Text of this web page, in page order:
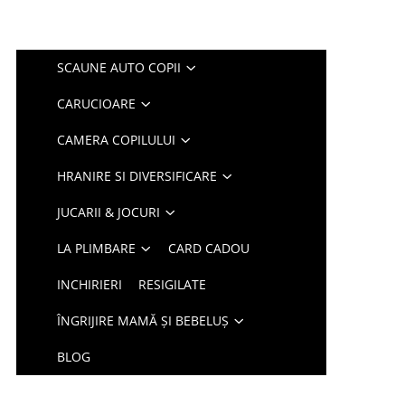
SCAUNE AUTO COPII
CARUCIOARE
CAMERA COPILULUI
HRANIRE SI DIVERSIFICARE
JUCARII & JOCURI
LA PLIMBARE CARD CADOU
INCHIRIERI RESIGILATE
ÎNGRIJIRE MAMĂ ȘI BEBELUȘ
BLOG